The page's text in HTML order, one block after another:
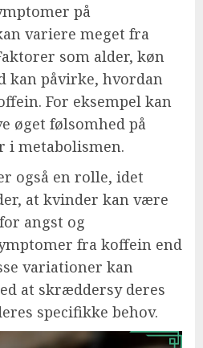
på
variere meget fra
som alder, køn
kan påvirke, hvordan
For eksempel kan
øget følsomhed på
i metabolismen.
også en rolle, idet
at kvinder kan være
angst og
fra koffein end
variationer kan
at skræddersy deres
specifikke behov.